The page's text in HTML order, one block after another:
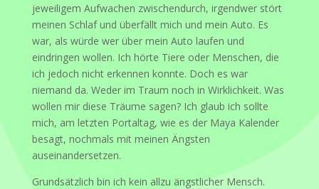
jeweiligem Aufwachen zwischendurch, irgendwer stört
meinen Schlaf und überfällt mich und mein Auto. Es
war, als würde wer über mein Auto laufen und
eindringen wollen. Ich hörte Tiere oder Menschen, die
ich jedoch nicht erkennen konnte. Doch es war
niemand da. Weder im Traum noch in Wirklichkeit. Was
wollen mir diese Träume sagen? Ich glaub ich sollte
mich, am letzten Portaltag, wie es der Maya Kalender
besagt, nochmals mit meinen Ängsten
auseinandersetzen.
Grundsätzlich bin ich kein allzu ängstlicher Mensch.